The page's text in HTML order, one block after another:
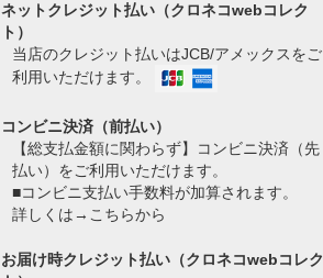
ネットクレジット払い（クロネコwebコレク
ト）
当店のクレジット払いはJCB/アメックスをご
利用いただけます。
コンビニ決済（前払い）
【総支払金額に関わらず】コンビニ決済（先
払い）をご利用いただけます。
■コンビニ支払い手数料が加算されます。
詳しくは→ こちらから
お届け時クレジット払い（クロネコwebコレク